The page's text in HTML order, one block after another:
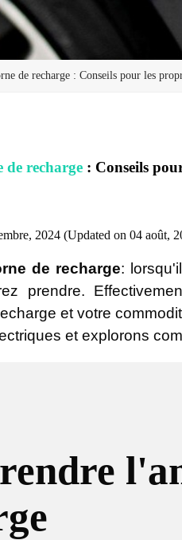
de recharge : Conseils pour les
de recharge: Conseils
2024 (Updated on 04 août,
de recharge:
prendre.
et votre
et explorons